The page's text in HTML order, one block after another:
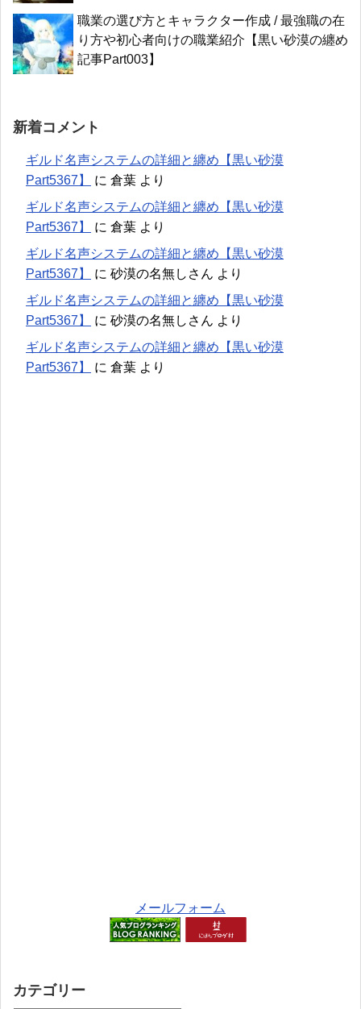
職業の選び方とキャラクター作成 / 最強職の在
り方や初心者向けの職業紹介【黒い砂漠の纏め
記事Part003】
新着コメント
ギルド名声システムの詳細と纏め【黒い砂漠
Part5367】
に 倉葉 より
ギルド名声システムの詳細と纏め【黒い砂漠
Part5367】
に 倉葉 より
ギルド名声システムの詳細と纏め【黒い砂漠
Part5367】
に 砂漠の名無しさん より
ギルド名声システムの詳細と纏め【黒い砂漠
Part5367】
に 砂漠の名無しさん より
ギルド名声システムの詳細と纏め【黒い砂漠
Part5367】
に 倉葉 より
メールフォーム
カテゴリー